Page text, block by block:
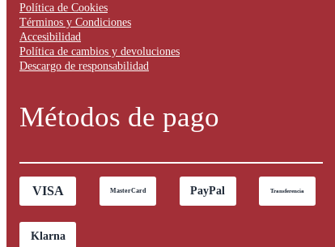
Política de Cookies
Términos y Condiciones
Accesibilidad
Política de cambios y devoluciones
Descargo de responsabilidad
Métodos de pago
VISA MasterCard PayPal Transferencia
Klarna